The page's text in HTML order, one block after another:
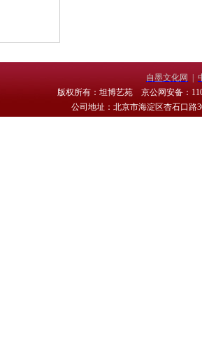
自墨文化网
版权所有：坦博艺苑 京公网安备：
公司地址：北京市海淀区杏石口路